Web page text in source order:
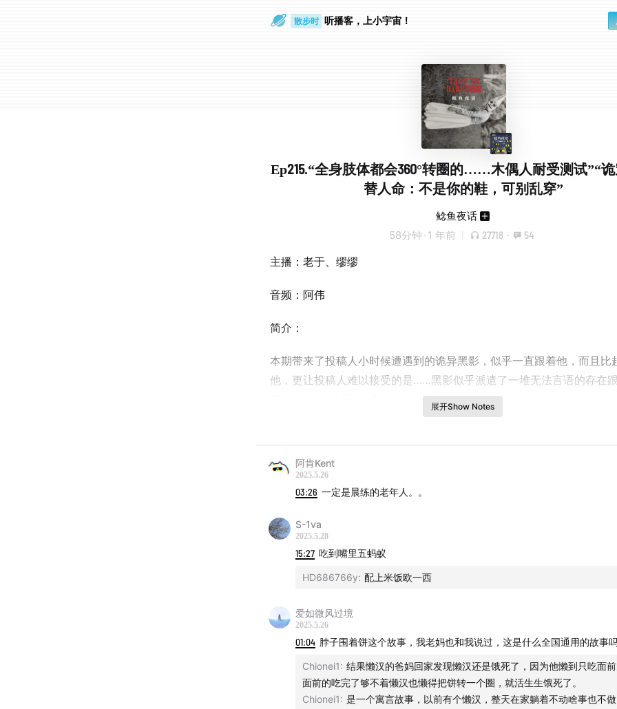
散步时
通勤路上
听播客，上小宇宙！
Ep215.“全身肢体都会360°转圈的……木偶人耐受测试”“诡
替人命：不是你的鞋，可别乱穿”
鲶鱼夜话
58分钟 · 1 年前 27718 · 54
主播：老于、缪缪
音频：阿伟
简介：
本期带来了投稿人小时候遭遇到的诡异黑影，似乎一直跟着他，而且比
他，更让投稿人难以接受的是……黑影似乎派遣了一堆无法言语的存在跟
时间轴：
全身肢体都会360°转圈的……木偶人耐受测试
27:52 诡穿鞋，替人命：不是你的鞋，可别乱穿
展开Show Notes
阿肯Kent
2025.5.26
03:26 一定是晨练的老年人。。
S-1va
2025.5.28
15:27 吃到嘴里五蚂蚁
HD686766y: 配上米饭欧一西
爱如微风过境
2025.5.26
01:04 脖子围着饼这个故事，我老妈也和我说过，这是什么全国通用的故事
Chionei1: 结果懒汉的爸妈回家发现懒汉还是饿死了，因为他懒到只吃面前
面前的吃完了够不着懒汉也懒得把饼转一个圈，就活生生饿死了。
Chionei1: 是一个寓言故事，以前有个懒汉，整天在家躺着不动啥事也不